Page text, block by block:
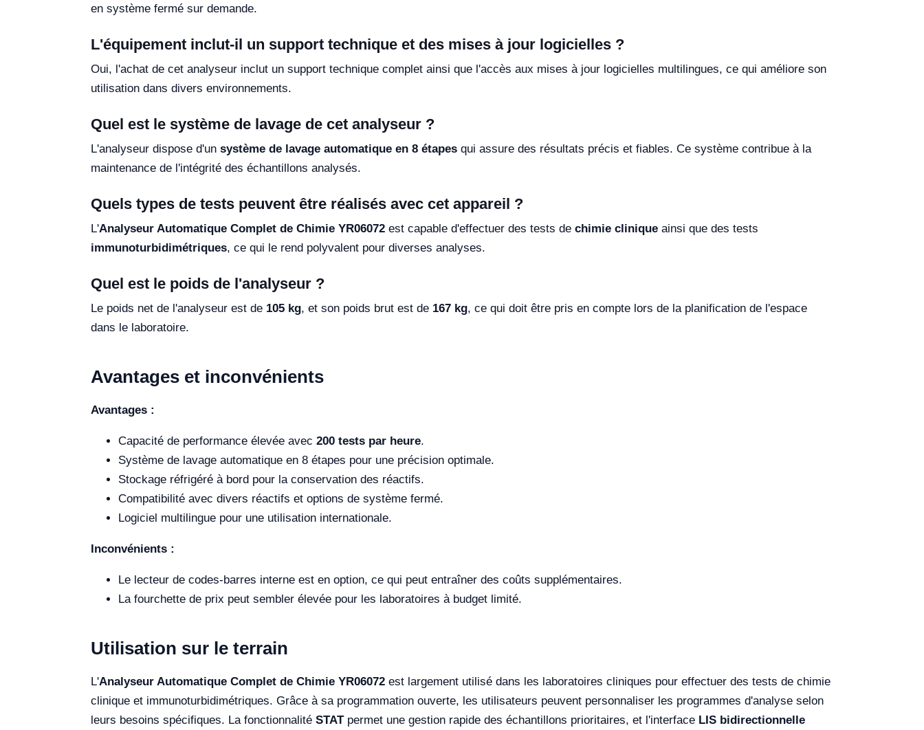
en système fermé sur demande.
L'équipement inclut-il un support technique et des mises à jour logicielles ?
Oui, l'achat de cet analyseur inclut un support technique complet ainsi que l'accès aux mises à jour logicielles multilingues, ce qui améliore son
utilisation dans divers environnements.
Quel est le système de lavage de cet analyseur ?
L'analyseur dispose d'un système de lavage automatique en 8 étapes qui assure des résultats précis et fiables. Ce système contribue à la
maintenance de l'intégrité des échantillons analysés.
Quels types de tests peuvent être réalisés avec cet appareil ?
L'Analyseur Automatique Complet de Chimie YR06072 est capable d'effectuer des tests de chimie clinique ainsi que des tests
immunoturbidimétriques, ce qui le rend polyvalent pour diverses analyses.
Quel est le poids de l'analyseur ?
Le poids net de l'analyseur est de 105 kg, et son poids brut est de 167 kg, ce qui doit être pris en compte lors de la planification de l'espace
dans le laboratoire.
Avantages et inconvénients
Avantages :
Capacité de performance élevée avec 200 tests par heure.
Système de lavage automatique en 8 étapes pour une précision optimale.
Stockage réfrigéré à bord pour la conservation des réactifs.
Compatibilité avec divers réactifs et options de système fermé.
Logiciel multilingue pour une utilisation internationale.
Inconvénients :
Le lecteur de codes-barres interne est en option, ce qui peut entraîner des coûts supplémentaires.
La fourchette de prix peut sembler élevée pour les laboratoires à budget limité.
Utilisation sur le terrain
L'Analyseur Automatique Complet de Chimie YR06072 est largement utilisé dans les laboratoires cliniques pour effectuer des tests de chimie
clinique et immunoturbidimétriques. Grâce à sa programmation ouverte, les utilisateurs peuvent personnaliser les programmes d'analyse selon
leurs besoins spécifiques. La fonctionnalité STATpermet une gestion rapide des échantillons prioritaires, et l'interface LIS bidirectionnelle